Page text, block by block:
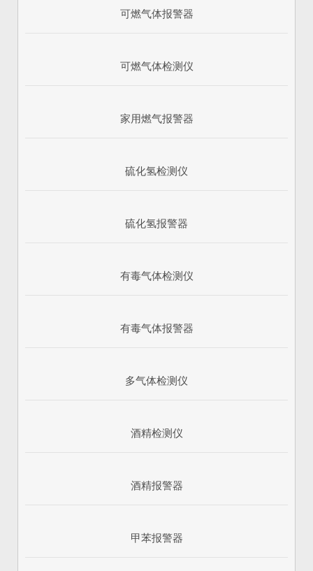
可燃气体报警器
可燃气体检测仪
家用燃气报警器
硫化氢检测仪
硫化氢报警器
有毒气体检测仪
有毒气体报警器
多气体检测仪
酒精检测仪
酒精报警器
甲苯报警器